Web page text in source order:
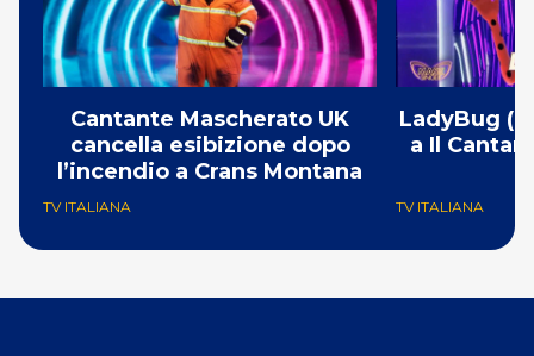
Cantante Mascherato UK
cancella esibizione dopo
l’incendio a Crans Montana
TV ITALIANA
LadyBug
a Il
TV ITALIANA